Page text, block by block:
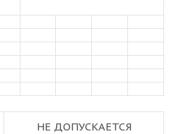
НЕ ДОПУСКАЕТСЯ